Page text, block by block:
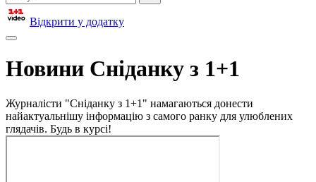
Відкрити у додатку
Новини Сніданку з 1+1
Журналісти "Сніданку з 1+1" намагаються донести
найактуальнішу інформацію з самого ранку для улюблених
глядачів. Будь в курсі!